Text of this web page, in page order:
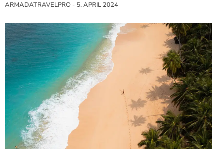
ARMADATRAVELPRO 5. APRIL 2024